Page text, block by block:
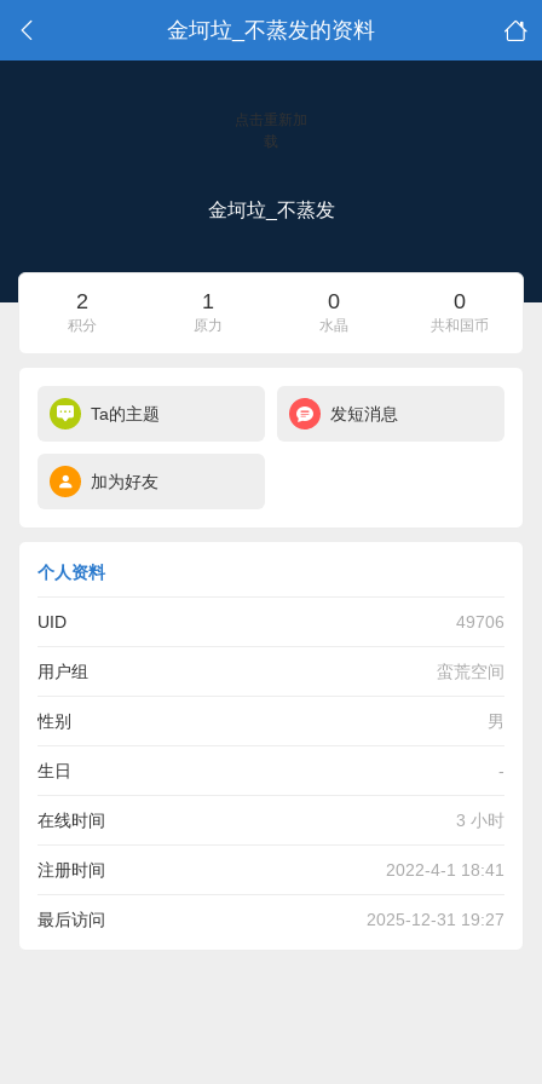
金坷垃_不蒸发的资料
点击重新加
载
金坷垃_不蒸发
2
积分
1
原力
0
水晶
0
共和国币
Ta的主题 发短消息
加为好友
个人资料
UID 49706
用户组 蛮荒空间
性别 男
生日 -
在线时间 3 小时
注册时间 2022-4-1 18:41
最后访问 2025-12-31 19:27